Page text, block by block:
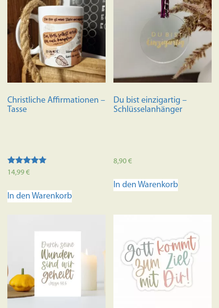
auf.
Die
können
auf
der
gewählt
Christliche Affirmationen –
Tasse
Bewertet mit
5.00
14,99€
In den Warenkorb
Du bist einzigartig –
Schlüsselanhänger
8,90€
In den Warenkorb